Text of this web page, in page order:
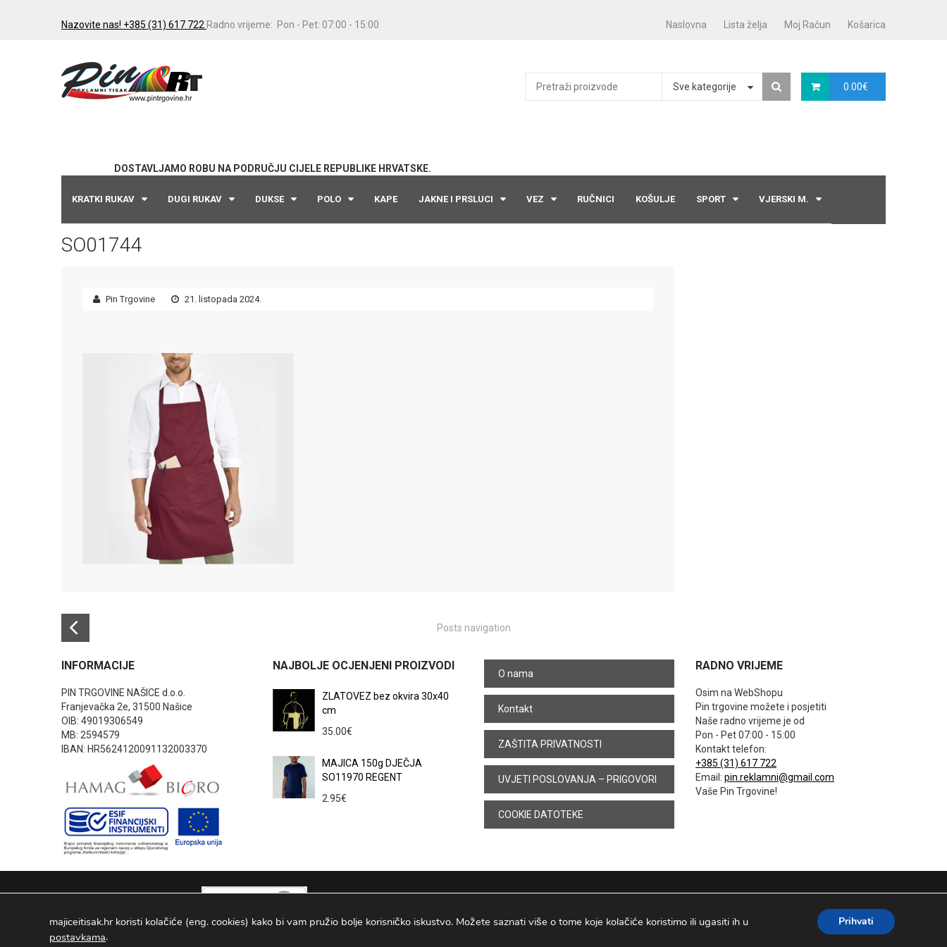
Nazovite nas! +385 (31) 617 722 Radno vrijeme: Pon - Pet: 07:00 - 15:00 Naslovna Lista želja Moj Račun Košarica
DOSTAVLJAMO ROBU NA PODRUČJU CIJELE REPUBLIKE HRVATSKE.
0.00€
Sve kategorije
KRATKI RUKAV DUGI RUKAV DUKSE POLO KAPE JAKNE I PRSLUCI VEZ RUČNICI KOŠULJE SPORT VJERSKI M.
SO01744
Pin Trgovine 21. listopada 2024.
Posts navigation
INFORMACIJE
PIN TRGOVINE NAŠICE d.o.o.
Franjevačka 2e, 31500 Našice
OIB: 49019306549
MB: 2594579
IBAN: HR5624120091132003370
NAJBOLJE OCJENJENI PROIZVODI
ZLATOVEZ bez okvira 30x40
cm
35.00€
MAJICA 150g DJEČJA
SO11970 REGENT
2.95€
O nama
Kontakt
ZAŠTITA PRIVATNOSTI
UVJETI POSLOVANJA – PRIGOVORI
COOKIE DATOTEKE
RADNO VRIJEME
Osim na WebShopu
Pin trgovine možete i posjetiti
Naše radno vrijeme je od
Pon - Pet 07:00 - 15:00
Kontakt telefon:
+385 (31) 617 722
Email: pin.reklamni@gmail.com
Vaše Pin Trgovine!
PIN TRGOVINE
majiceitisak.hr koristi kolačiće (eng. cookies) kako bi vam pružio bolje korisničko iskustvo. Možete saznati više o tome koje kolačiće koristimo ili ugasiti ih u
postavkama.
Prihvati